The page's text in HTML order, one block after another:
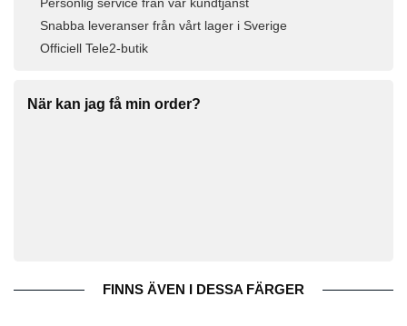
Personlig service från vår kundtjänst
Snabba leveranser från vårt lager i Sverige
Officiell Tele2-butik
När kan jag få min order?
FINNS ÄVEN I DESSA FÄRGER